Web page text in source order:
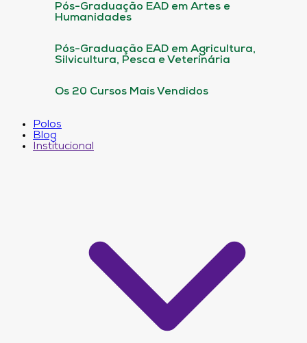
Pós-Graduação EAD em Artes e
Humanidades
Pós-Graduação EAD em Agricultura,
Silvicultura, Pesca e Veterinária
Os 20 Cursos Mais Vendidos
Polos
Blog
Institucional